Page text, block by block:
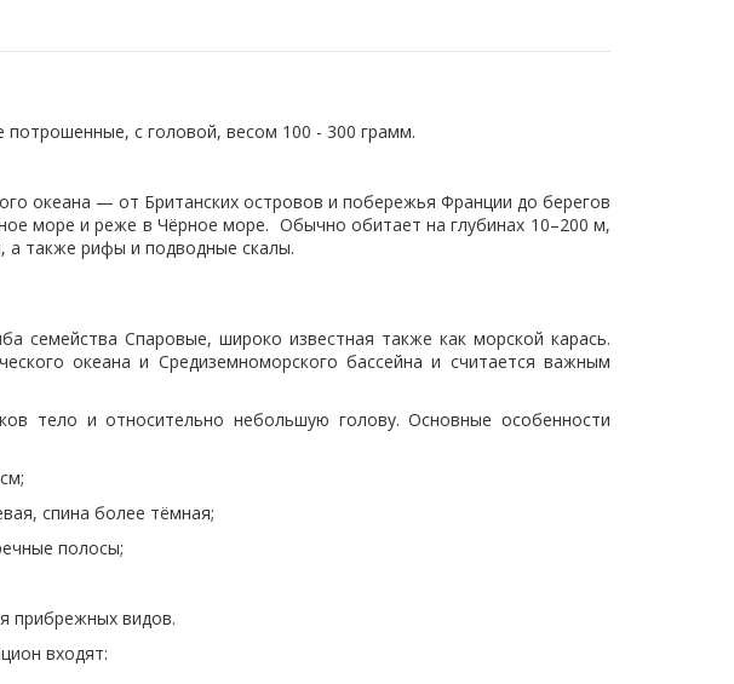
с головой, весом 100 - 300 грамм.
океана — от Британских островов и побережья Франции до берегов
море и реже в Чёрное море. Обычно обитает на глубинах 10–200 м,
а также рифы и подводные скалы.
семейства Спаровые, широко известная также как морской карась.
океана и Средиземноморского бассейна и считается важным
тело и относительно небольшую голову. Основные особенности
спина более тёмная;
полосы;
видов.
входят: